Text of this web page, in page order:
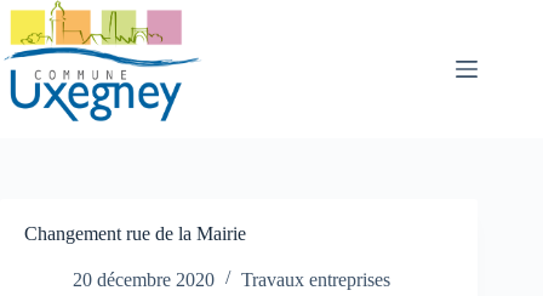
Passer
contenu
Changement rue de la Mairie
20 décembre 2020 Travaux entreprises